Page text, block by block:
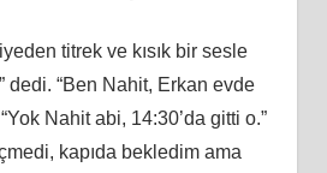
titrek ve kısık bir sesle
dedi. “Ben Nahit, Erkan evde
Nahit abi, 14:30’da gitti o.”
kapıda bekledim ama